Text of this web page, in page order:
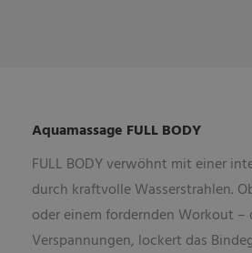
Aquamassage FULL BODY
FULL BODY verwöhnt mit einer
durch kraftvolle Wasserstrahlen.
oder einem fordernden Workout –
Verspannungen, lockert das